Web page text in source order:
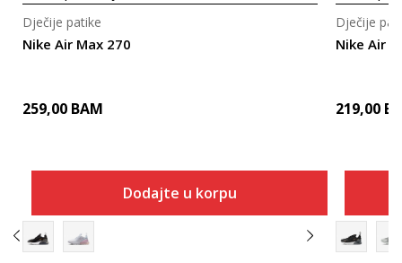
Nike Air Max 270
Dječije patike
259,00 BAM
Dodajte u korpu
Nike Air
Dječije
219,00